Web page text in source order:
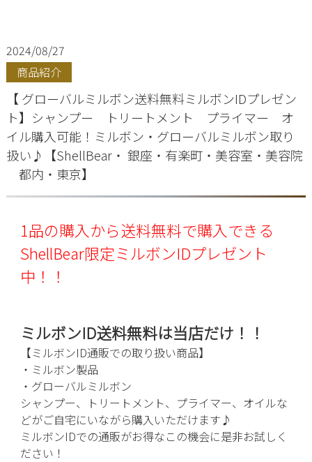
2024/08/27
商品紹介
【 グローバルミルボン送料無料ミルボンIDプレゼン
ト】シャンプー トリートメント プライマー オ
イル購入可能！ミルボン・グローバルミルボン取り
扱い♪【ShellBear・ 銀座・有楽町・美容室・美容院
都内・東京】
1品の購入から送料無料で購入できる
ShellBear限定ミルボンIDプレゼント
中！！
ミルボンID送料無料は当店だけ！！
【ミルボンID通販での取り扱い商品】
・ミルボン製品
・グローバルミルボン
シャンプー、トリートメント、プライマー、オイルな
どがご自宅にいながら購入いただけます♪
ミルボンIDでの通販がお得なこの機会に是非お試しく
ださい！